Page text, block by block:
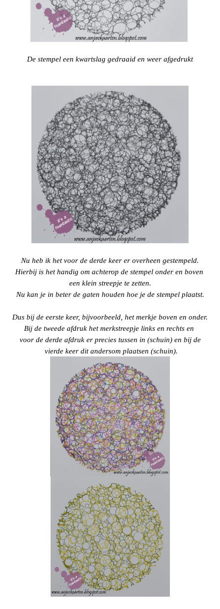
De stempel een kwartslag gedraaid en weer afgedrukt
Nu heb ik het voor de derde keer er overheen gestempeld.
Hierbij is het handig om achterop de stempel onder en boven
een klein streepje te zetten.
Nu kan je in beter de gaten houden hoe je de stempel plaatst.
Dus bij de eerste keer, bijvoorbeeld, het merkje boven en onder.
Bij de tweede afdruk het merkstreepje links en rechts en
voor de derde afdruk er precies tussen in (schuin) en bij de
vierde keer dit andersom plaatsen (schuin).